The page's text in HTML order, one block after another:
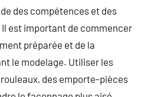
des compétences et des
est important de commencer
préparée et de la
le modelage. Utiliser les
des emporte-pièces